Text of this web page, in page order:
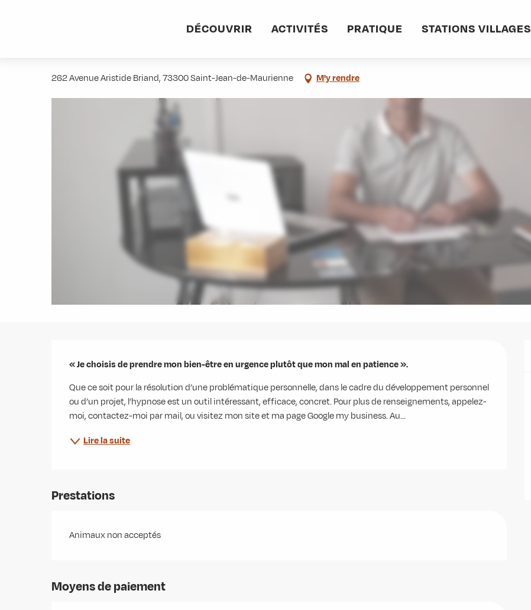
DÉCOUVRIR ACTIVITÉS PRATIQUE STATIONS VILLAGES
262 Avenue Aristide Briand, 73300 Saint-Jean-de-Maurienne M'y rendre
Description
« Je choisis de prendre mon bien-être en urgence plutôt que mon mal en patience ».
Que ce soit pour la résolution d’une problématique personnelle, dans le cadre du développement personnel
ou d’un projet, l’hypnose est un outil intéressant, efficace, concret. Pour plus de renseignements, appelez-
moi, contactez-moi par mail, ou visitez mon site et ma page Google my business. Au...
Lire la suite
Prestations
Animaux non acceptés
Moyens de paiement